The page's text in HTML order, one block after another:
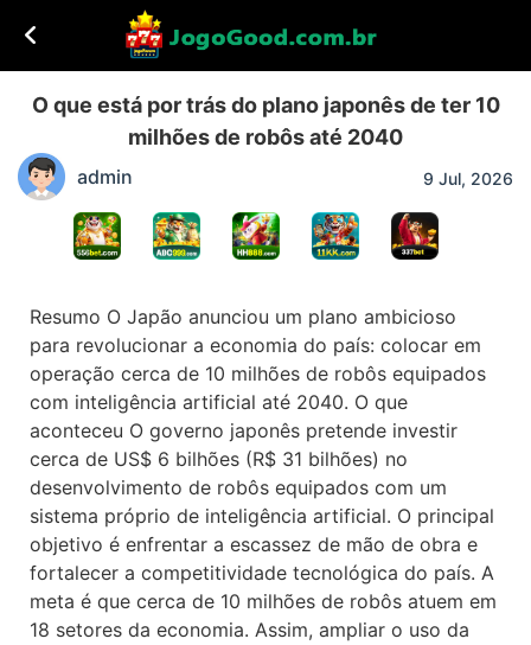
O que está por trás do plano japonês de ter 10
milhões de robôs até 2040
admin 9 Jul, 2026
Resumo O Japão anunciou um plano ambicioso
para revolucionar a economia do país: colocar em
operação cerca de 10 milhões de robôs equipados
com inteligência artificial até 2040. O que
aconteceu O governo japonês pretende investir
cerca de US$ 6 bilhões (R$ 31 bilhões) no
desenvolvimento de robôs equipados com um
sistema próprio de inteligência artificial. O principal
objetivo é enfrentar a escassez de mão de obra e
fortalecer a competitividade tecnológica do país. A
meta é que cerca de 10 milhões de robôs atuem em
18 setores da economia. Assim, ampliar o uso da